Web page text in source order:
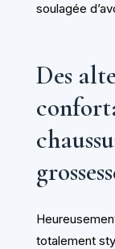
soulagée
Des
totalement